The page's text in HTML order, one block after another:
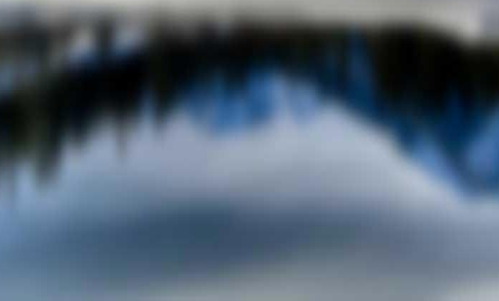
du
Canada